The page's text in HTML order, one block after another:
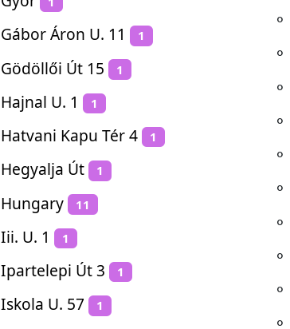
Gábor Áron U. 11 1
Gödöllői Út 15 1
Hajnal U. 1 1
Hatvani Kapu Tér 4 1
Hegyalja Út 1
Hungary 11
Iii. U. 1 1
Ipartelepi Út 3 1
Iskola U. 57 1
⚬
⚬
⚬
⚬
⚬
⚬
⚬
⚬
⚬
⚬